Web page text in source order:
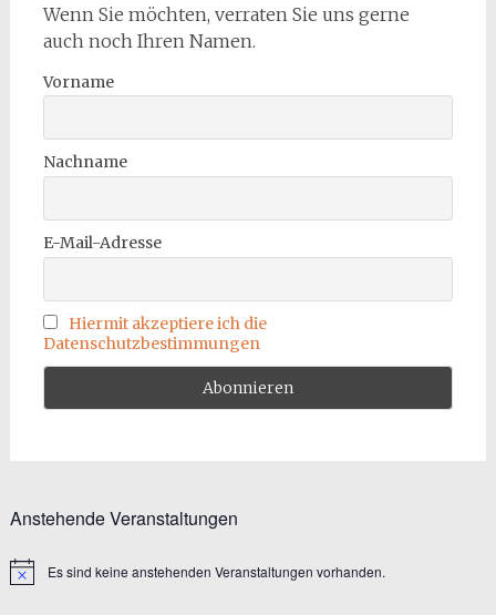
Wenn Sie möchten, verraten Sie uns gerne
auch noch Ihren Namen.
Vorname
Nachname
E-Mail-Adresse
Hiermit akzeptiere ich die
Datenschutzbestimmungen
Anstehende Veranstaltungen
HinweisEs sind keine anstehenden Veranstaltungen vorhanden.